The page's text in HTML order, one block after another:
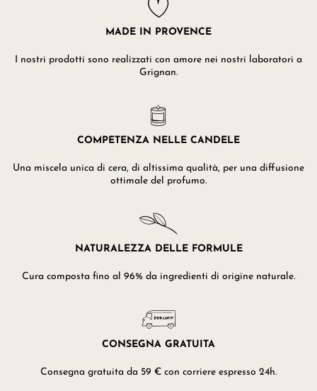
MADE IN PROVENCE
I nostri prodotti sono realizzati con amore nei nostri laboratori a
Grignan.
COMPETENZA NELLE CANDELE
Una miscela unica di cera, di altissima qualità, per una diffusione
ottimale del profumo.
NATURALEZZA DELLE FORMULE
Cura composta fino al 96% da ingredienti di origine naturale.
CONSEGNA GRATUITA
Consegna gratuita da 59 € con corriere espresso 24h.